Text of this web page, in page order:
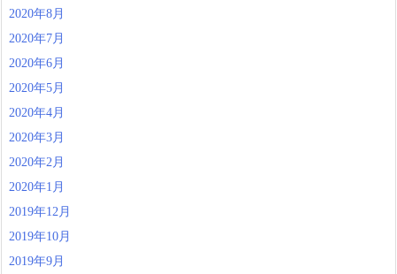
2020年8月
2020年7月
2020年6月
2020年5月
2020年4月
2020年3月
2020年2月
2020年1月
2019年12月
2019年10月
2019年9月